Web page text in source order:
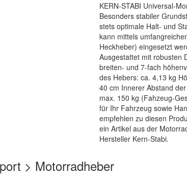
KERN-STABI Universal-
Besonders stabiler
stets optimale Halt- und
kann mittels
Heckheber) eingesetzt
Ausgestattet mit robusten
breiten- und 7-fach
des Hebers: ca. 4,13 kg
40 cm Innerer Abstand
max. 150 kg (Fahzeug-
für Ihr Fahrzeug sowie
empfehlen zu diesen
ein Artikel aus der
Hersteller Kern-Stabi.
> Motorradheber